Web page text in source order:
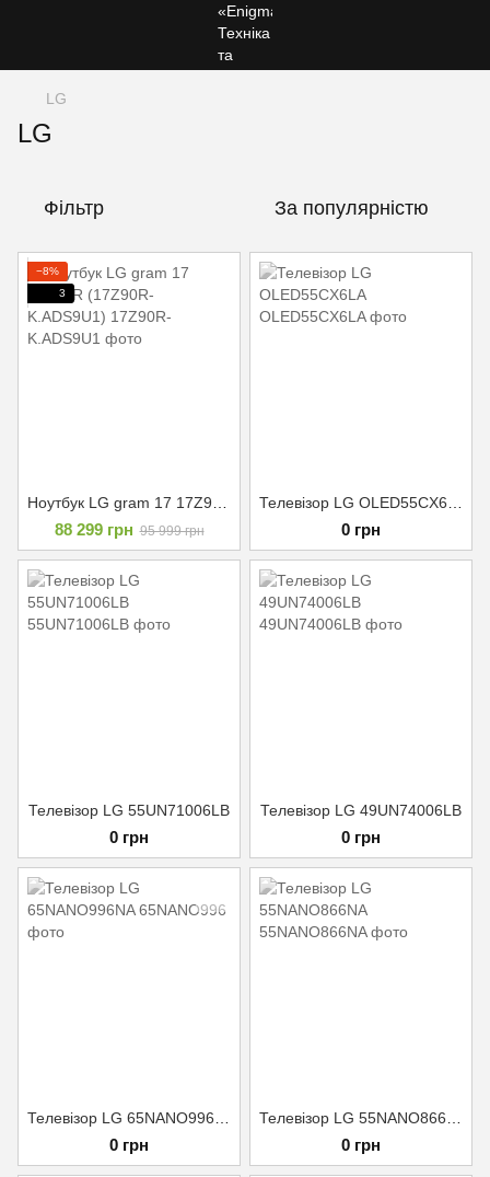
LG
LG
Фільтр За популярністю
−8%
3
88 299 грн 95 999 грн 0 грн
Телевізор LG 55UN71006LB
0 грн
Телевізор LG 49UN74006LB
0 грн
0 грн 0 грн